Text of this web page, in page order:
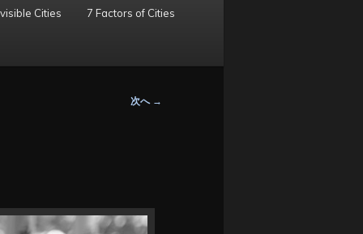
Cities 7 Factors of Cities
次へ →